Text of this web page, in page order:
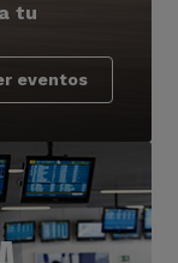
tu
eventos